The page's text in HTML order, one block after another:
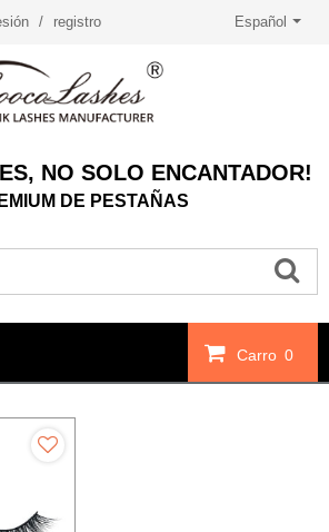
/ registro Español
NO SOLO ENCANTADOR!
DE PESTAÑAS
Carro 0